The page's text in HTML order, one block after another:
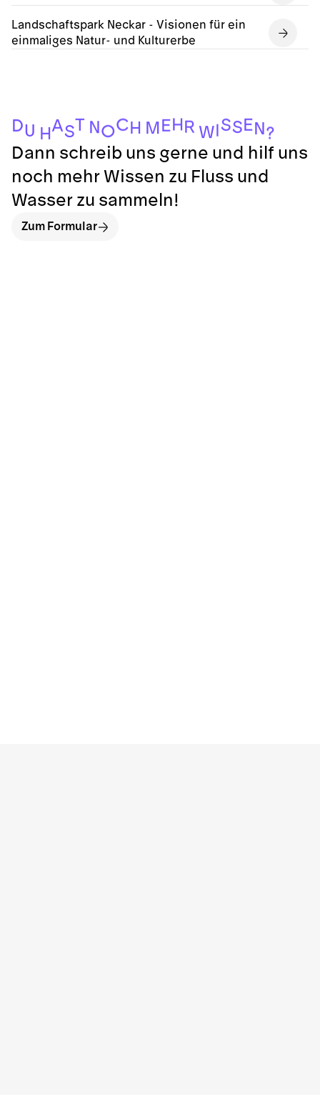
Landschaftspark Neckar - Visionen für ein
einmaliges Natur- und Kulturerbe
DU H AST N OC H M E H R W SSE N ?
Dann schreib uns gerne und hilf uns
noch mehr Wissen zu Fluss und
Wasser zu sammeln!
Zum Formular